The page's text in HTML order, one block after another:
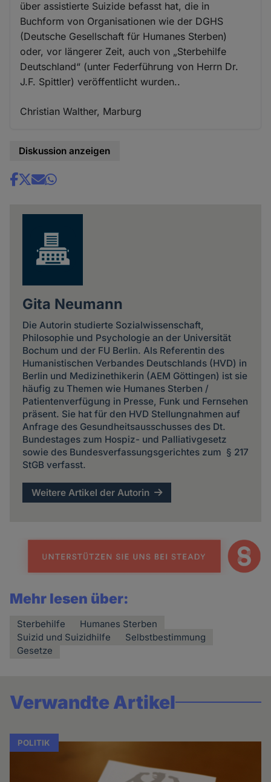
über assistierte Suizide befasst hat, die in
Buchform von Organisationen wie der DGHS
(Deutsche Gesellschaft für Humanes Sterben)
oder, vor längerer Zeit, auch von „Sterbehilfe
Deutschland“ (unter Federführung von Herrn Dr.
J.F. Spittler) veröffentlicht wurden..
Christian Walther, Marburg
Diskussion anzeigen
Share
Gita Neumann
Die Autorin studierte Sozialwissenschaft,
Philosophie und Psychologie an der Universität
Bochum und der FU Berlin. Als Referentin des
Humanistischen Verbandes Deutschlands (HVD) in
Berlin und Medizinethikerin (AEM Göttingen) ist sie
häufig zu Themen wie Humanes Sterben /
Patientenverfügung in Presse, Funk und Fernsehen
präsent. Sie hat für den HVD Stellungnahmen auf
Anfrage des Gesundheitsausschusses des Dt.
Bundestages zum Hospiz- und Palliativgesetz
sowie des Bundesverfassungsgerichtes zum § 217
StGB verfasst.
Weitere Artikel der Autorin
Mehr lesen über:
Sterbehilfe
Humanes Sterben
Suizid und Suizidhilfe
Selbstbestimmung
Gesetze
Verwandte Artikel
POLITIK